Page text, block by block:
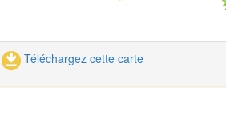
Téléchargez cette carte